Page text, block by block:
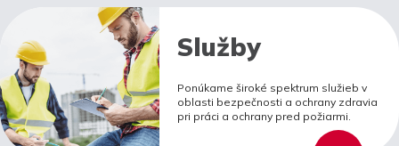
Služby
Ponúkame široké spektrum služieb v
oblasti bezpečnosti a ochrany zdravia
pri práci a ochrany pred požiarmi.